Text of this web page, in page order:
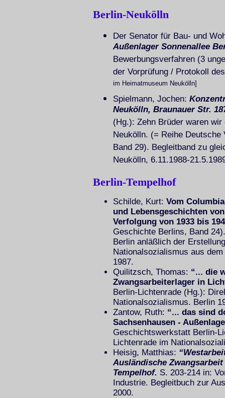
Berlin-Neukölln
Der Senator für Bau- und
Außenlager Sonnenallee
Bewerbungsverfahren (3
der Vorprüfung / Protokoll
im Heimatmuseum Neukölln]
Spielmann, Jochen:
Neukölln, Braunauer Str.
(Hg.): Zehn Brüder waren
Neukölln. (= Reihe Deutsche
Band 29). Begleitband zu
Neukölln, 6.11.1988-
Berlin-Tempelhof
Schilde, Kurt: Vom
und Lebensgeschichten
Verfolgung von 1933 bis
Geschichte Berlins, Band
Berlin anläßlich der
Nationalsozialismus aus
1987.
Quilitzsch, Thomas: “... die
Zwangsarbeiterlager in
Berlin-Lichtenrade (Hg.):
Nationalsozialismus. Berlin
Zantow, Ruth: “... das sind
Sachsenhausen -
Geschichtswerkstatt Berlin-
Lichtenrade im
Heisig, Matthias:
Ausländische
Tempelhof. S. 203-214 in:
Industrie. Begleitbuch zur
2000.